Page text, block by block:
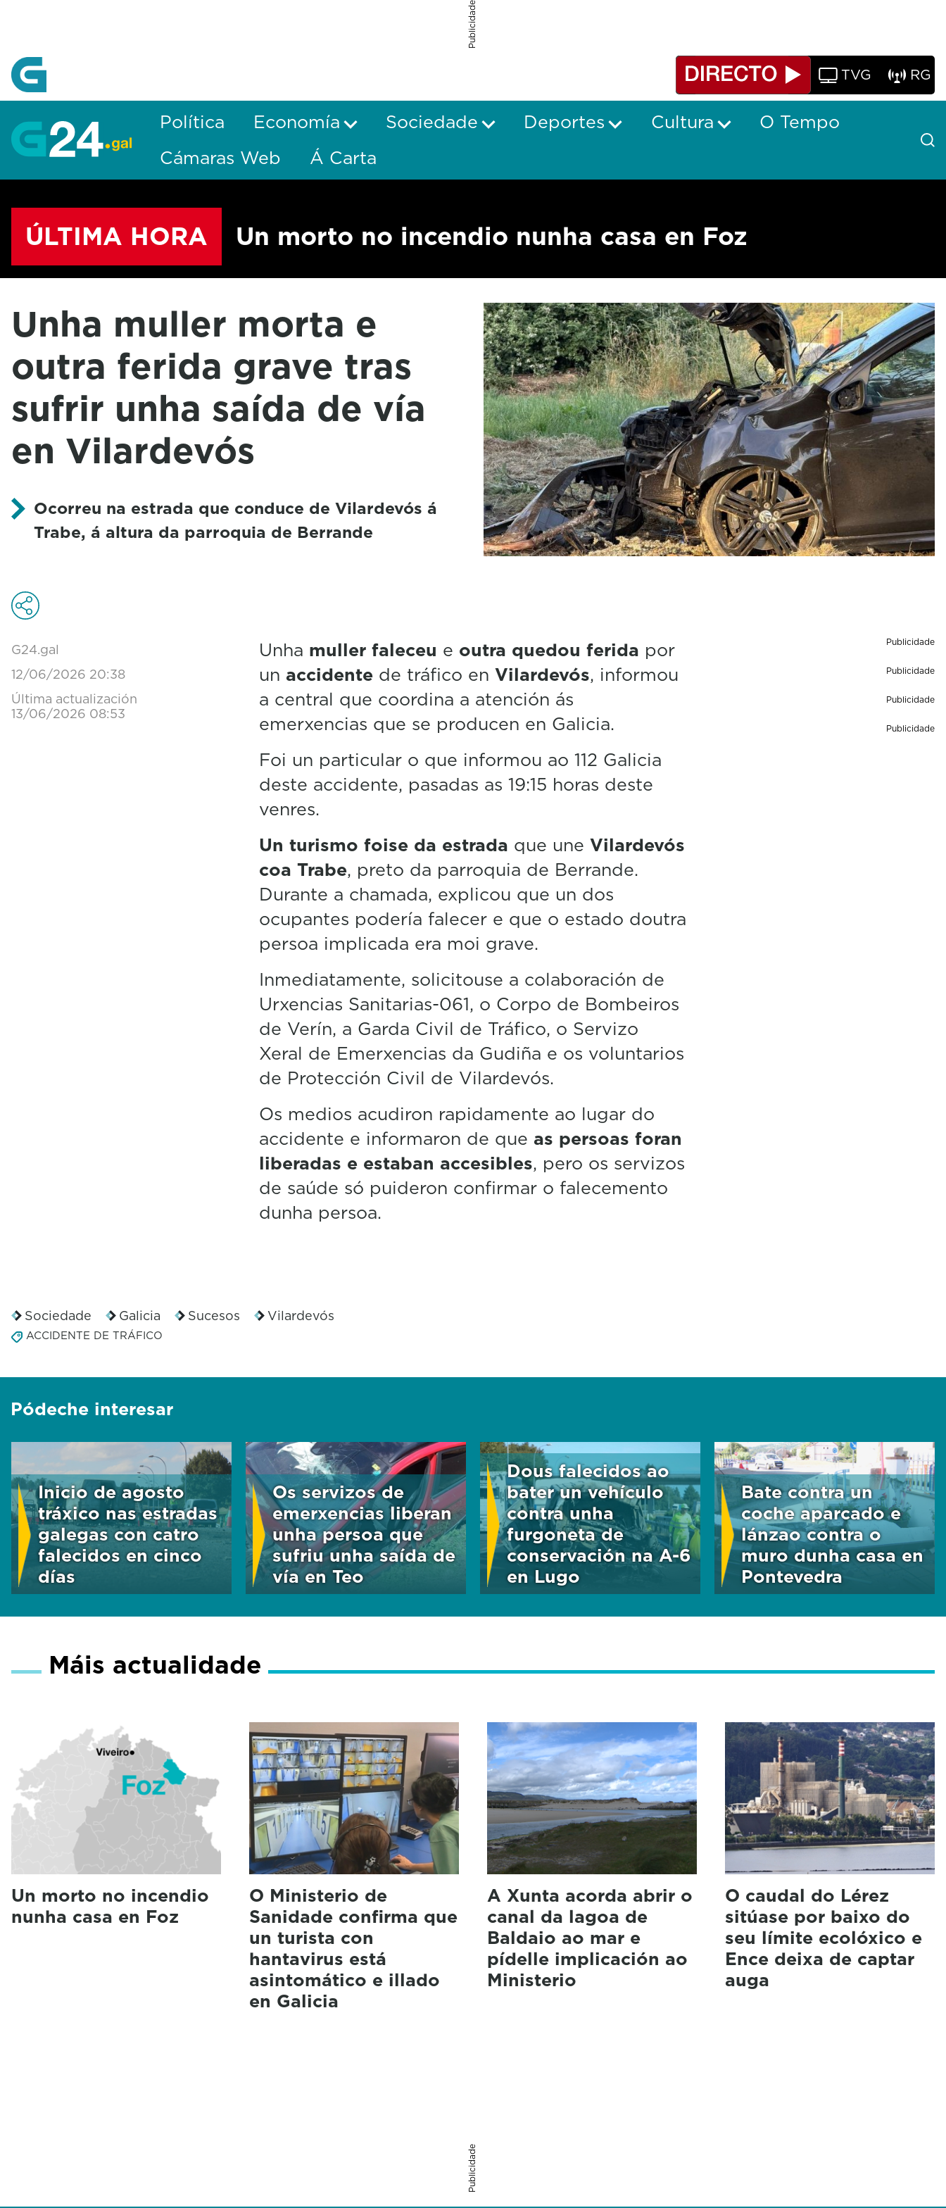
Publicidade
TVG RG
Política Economía Sociedade Deportes Cultura
O Tempo
Cámaras Web
Á Carta
ÚLTIMA HORA Un morto no incendio nunha casa en Foz
Unha muller morta e
outra ferida grave tras
sufrir unha saída de vía
en Vilardevós
Ocorreu na estrada que conduce de Vilardevós á
Trabe, á altura da parroquia de Berrande
G24.gal
12/06/2026 20:38
Última actualización
13/06/2026 08:53
Unha muller faleceu e outra quedou ferida por
un accidente de tráfico en Vilardevós, informou
a central que coordina a atención ás
emerxencias que se producen en Galicia.
Foi un particular o que informou ao 112 Galicia
deste accidente, pasadas as 19:15 horas deste
venres.
Un turismo foise da estrada que une Vilardevós
coa Trabe, preto da parroquia de Berrande.
Durante a chamada, explicou que un dos
ocupantes podería falecer e que o estado doutra
persoa implicada era moi grave.
Inmediatamente, solicitouse a colaboración de
Urxencias Sanitarias-061, o Corpo de Bombeiros
de Verín, a Garda Civil de Tráfico, o Servizo
Xeral de Emerxencias da Gudiña e os voluntarios
de Protección Civil de Vilardevós.
Os medios acudiron rapidamente ao lugar do
accidente e informaron de que as persoas foran
liberadas e estaban accesibles, pero os servizos
de saúde só puideron confirmar o falecemento
dunha persoa.
Publicidade
Publicidade
Publicidade
Publicidade
Sociedade Galicia Sucesos Vilardevós
ACCIDENTE DE TRÁFICO
Pódeche interesar
Inicio de agosto
tráxico nas estradas
galegas con catro
falecidos en cinco
días
Os servizos de
emerxencias liberan
unha persoa que
sufriu unha saída de
vía en Teo
Dous falecidos ao
bater un vehículo
contra unha
furgoneta de
conservación na A-6
en Lugo
Bate contra un
coche aparcado e
lánzao contra o
muro dunha casa en
Pontevedra
Máis actualidade
Un morto no incendio
nunha casa en Foz
O Ministerio de
Sanidade confirma que
un turista con
hantavirus está
asintomático e illado
en Galicia
A Xunta acorda abrir o
canal da lagoa de
Baldaio ao mar e
pídelle implicación ao
Ministerio
O caudal do Lérez
sitúase por baixo do
seu límite ecolóxico e
Ence deixa de captar
auga
Publicidade